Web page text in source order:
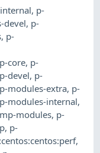
, p-
devel, p-
, p-
core, p-
devel, p-
modules-extra, p-
modules-internal,
modules, p-
, p-
,